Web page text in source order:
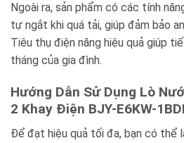
Ngoài ra, sản phẩm có các tính
tự ngắt khi quá tải, giúp đảm bảo
Tiêu thụ điện năng hiệu quả giúp
tháng của gia đình.
Hướng Dẫn Sử Dụng Lò
2 Khay Điện BJY-E6KW-
Để đạt hiệu quả tối đa, bạn có thể